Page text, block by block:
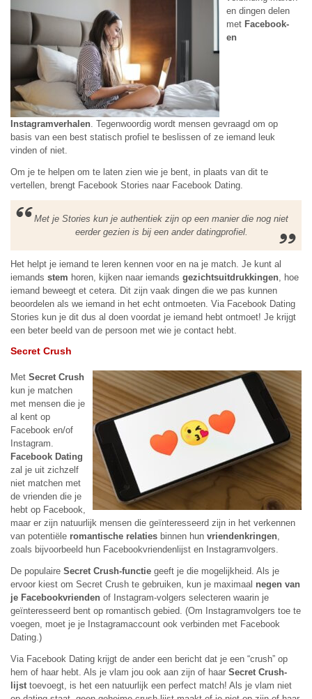
en dingen delen
met Facebook-
en
Instagramverhalen. Tegenwoordig wordt mensen gevraagd om op
basis van een best statisch profiel te beslissen of ze iemand leuk
vinden of niet.
Om je te helpen om te laten zien wie je bent, in plaats van dit te
vertellen, brengt Facebook Stories naar Facebook Dating.
Met je Stories kun je authentiek zijn op een manier die nog niet
eerder gezien is bij een ander datingprofiel.
Het helpt je iemand te leren kennen voor en na je match. Je kunt al
iemands stem horen, kijken naar iemands gezichtsuitdrukkingen, hoe
iemand beweegt et cetera. Dit zijn vaak dingen die we pas kunnen
beoordelen als we iemand in het echt ontmoeten. Via Facebook Dating
Stories kun je dit dus al doen voordat je iemand hebt ontmoet! Je krijgt
een beter beeld van de persoon met wie je contact hebt.
Secret Crush
Met Secret Crush
kun je matchen
met mensen die je
al kent op
Facebook en/of
Instagram.
Facebook Dating
zal je uit zichzelf
niet matchen met
de vrienden die je
hebt op Facebook,
maar er zijn natuurlijk mensen die geïnteresseerd zijn in het verkennen
van potentiële romantische relaties binnen hun vriendenkringen,
zoals bijvoorbeeld hun Facebookvriendenlijst en Instagramvolgers.
De populaire Secret Crush-functie geeft je die mogelijkheid. Als je
ervoor kiest om Secret Crush te gebruiken, kun je maximaal negen van
je Facebookvrienden of Instagram-volgers selecteren waarin je
geïnteresseerd bent op romantisch gebied. (Om Instagramvolgers toe te
voegen, moet je je Instagramaccount ook verbinden met Facebook
Dating.)
Via Facebook Dating krijgt de ander een bericht dat je een “crush” op
hem of haar hebt. Als je vlam jou ook aan zijn of haar Secret Crush-
lijst toevoegt, is het een natuurlijk een perfect match! Als je vlam niet